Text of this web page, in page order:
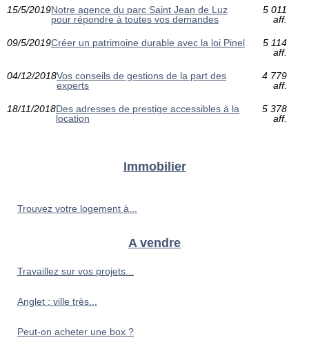
15/5/2019Notre agence du parc Saint Jean de Luz
pour répondre à toutes vos demandes
5 011
aff.
09/5/2019Créer un patrimoine durable avec la loi Pinel
5 114
aff.
04/12/2018Vos conseils de gestions de la part des
experts
4 779
aff.
18/11/2018Des adresses de prestige accessibles à la
location
5 378
aff.
Immobilier
Trouvez votre logement à...
A vendre
Travaillez sur vos projets...
Anglet : ville très...
Peut-on acheter une box ?